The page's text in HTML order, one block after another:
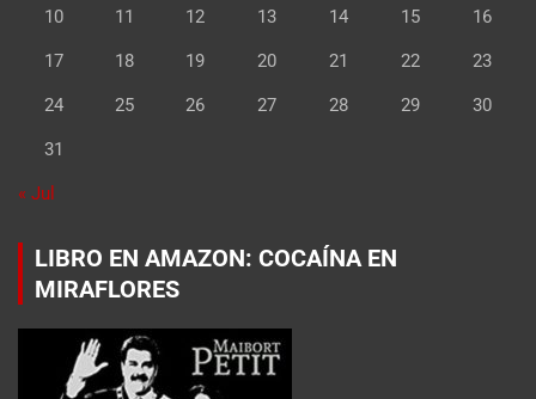
10 11 12 13 14 15 16
17 18 19 20 21 22 23
24 25 26 27 28 29 30
31
« Jul
LIBRO EN AMAZON: COCAÍNA EN
MIRAFLORES